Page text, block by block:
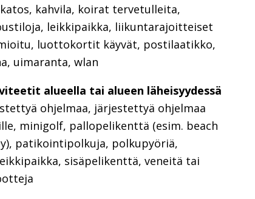
kahvila, koirat tervetulleita,
leikkipaikka, liikuntarajoitteiset
luottokortit käyvät, postilaatikko,
uimaranta, wlan
alueella tai alueen läheisyydessä
ohjelmaa, järjestettyä ohjelmaa
minigolf, pallopelikenttä (esim. beach
patikointipolkuja, polkupyöriä,
sisäpelikenttä, veneitä tai